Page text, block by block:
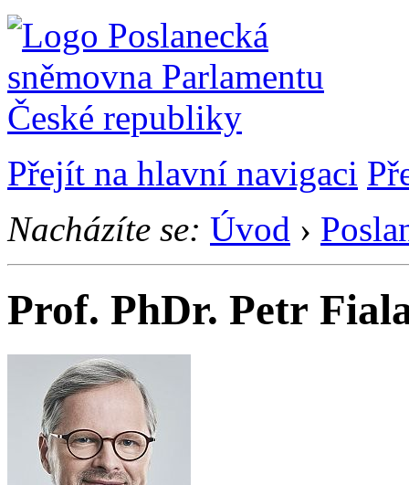
Přejít na hlavní navigaci
Nacházíte se: Úvod ›
Prof. PhDr. Petr